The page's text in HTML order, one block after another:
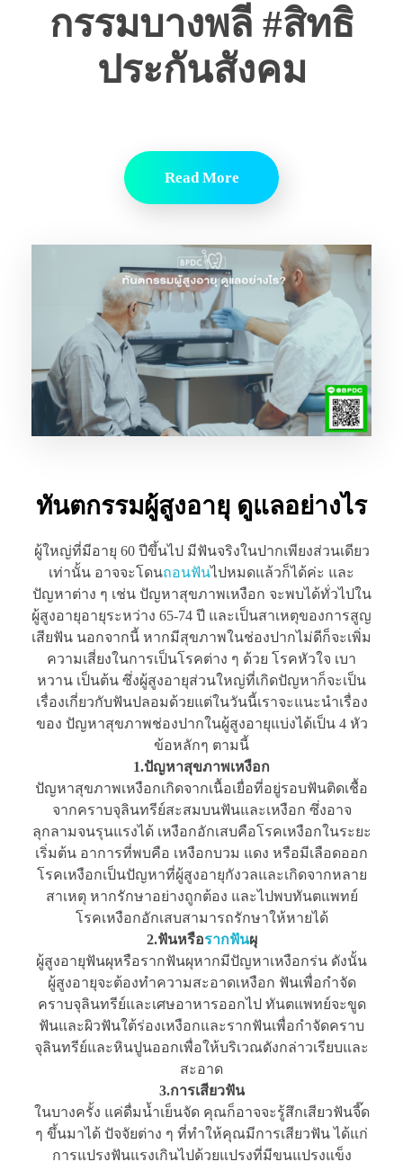
กรรมบางพลี #สิทธิ
ประกันสังคม
Read More
ทันตกรรมผู้สูงอายุ ดูแลอย่างไร
ผู้ใหญ่ที่มีอายุ 60 ปีขึ้นไป มีฟันจริงในปากเพียงส่วนเดียว
เท่านั้น อาจจะโดนถอนฟันไปหมดแล้วก็ได้ค่ะ และ
ปัญหาต่าง ๆ เช่น ปัญหาสุขภาพเหงือก จะพบได้ทั่วไปใน
ผู้สูงอายุอายุระหว่าง 65-74 ปี และเป็นสาเหตุของการสูญ
เสียฟัน นอกจากนี้ หากมีสุขภาพในช่องปากไม่ดีก็จะเพิ่ม
ความเสี่ยงในการเป็นโรคต่าง ๆ ด้วย โรคหัวใจ เบา
หวาน เป็นต้น ซึ่งผู้สูงอายุส่วนใหญ่ที่เกิดปัญหาก็จะเป็น
เรื่องเกี่ยวกับฟันปลอมด้วยแต่ในวันนี้เราจะแนะนำเรื่อง
ของ ปัญหาสุขภาพช่องปากในผู้สูงอายุแบ่งได้เป็น 4 หัว
ข้อหลักๆ ตามนี้
1.ปัญหาสุขภาพเหงือก
ปัญหาสุขภาพเหงือกเกิดจากเนื้อเยื่อที่อยู่รอบฟันติดเชื้อ
จากคราบจุลินทรีย์สะสมบนฟันและเหงือก ซึ่งอาจ
ลุกลามจนรุนแรงได้ เหงือกอักเสบคือโรคเหงือกในระยะ
เริ่มต้น อาการที่พบคือ เหงือกบวม แดง หรือมีเลือดออก
โรคเหงือกเป็นปัญหาที่ผู้สูงอายุกังวลและเกิดจากหลาย
สาเหตุ หากรักษาอย่างถูกต้อง และไปพบทันตแพทย์
โรคเหงือกอักเสบสามารถรักษาให้หายได้
2.ฟันหรือรากฟันผุ
ผู้สูงอายุฟันผุหรือรากฟันผุหากมีปัญหาเหงือกร่น ดังนั้น
ผู้สูงอายุจะต้องทำความสะอาดเหงือก ฟันเพื่อกำจัด
คราบจุลินทรีย์และเศษอาหารออกไป ทันตแพทย์จะขูด
ฟันและผิวฟันใต้ร่องเหงือกและรากฟันเพื่อกำจัดคราบ
จุลินทรีย์และหินปูนออกเพื่อให้บริเวณดังกล่าวเรียบและ
สะอาด
3.การเสียวฟัน
ในบางครั้ง แค่ดื่มน้ำเย็นจัด คุณก็อาจจะรู้สึกเสียวฟันจี๊ด
ๆ ขึ้นมาได้ ปัจจัยต่าง ๆ ที่ทำให้คุณมีการเสียวฟัน ได้แก่
การแปรงฟันแรงเกินไปด้วยแปรงที่มีขนแปรงแข็ง